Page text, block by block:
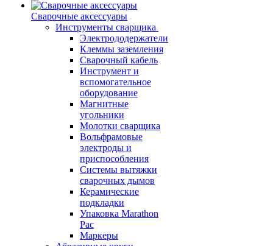
Сварочные аксессуары
Инструменты сварщика
Электрододержатели
Клеммы заземления
Сварочный кабель
Инструмент и
вспомогательное
оборудование
Магнитные
угольники
Молотки сварщика
Вольфрамовые
электроды и
приспособления
Системы вытяжки
сварочных дымов
Керамические
подкладки
Упаковка Marathon
Pac
Маркеры